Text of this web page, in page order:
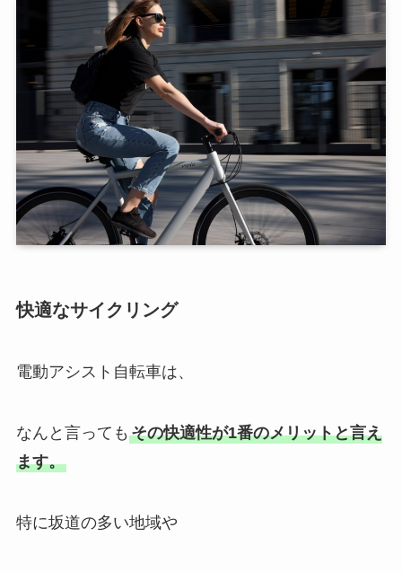
快適なサイクリング
電動アシスト自転車は、
なんと言っても その快適性が1番のメリットと言え
ます。
特に坂道の多い地域や